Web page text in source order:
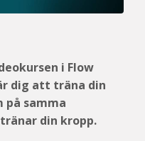
i Flow
dig att träna din
på samma
din kropp.